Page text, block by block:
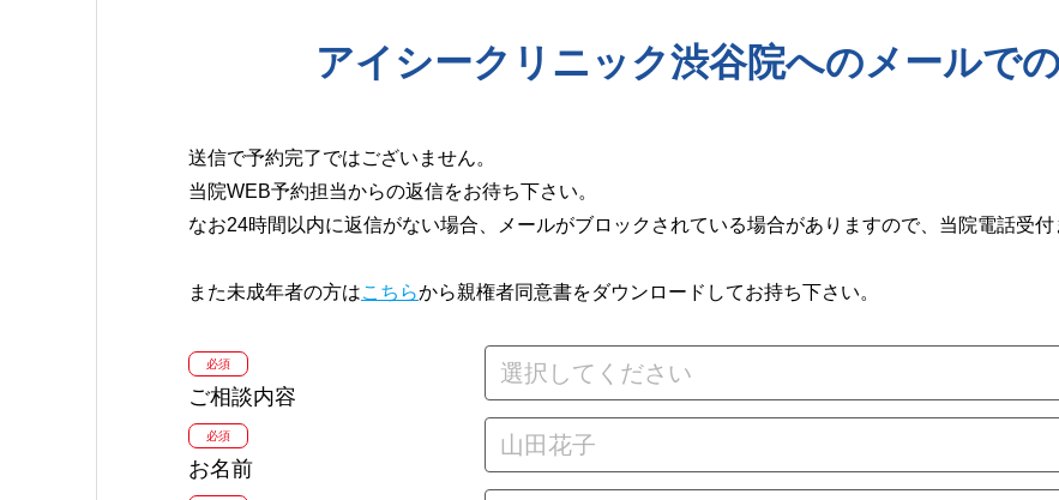
アイシークリニック渋谷院へのメールで
送信で予約完了ではございません。
当院WEB予約担当からの返信をお待ち下さい。
なお24時間以内に返信がない場合、メールがブロックされている場合がありますので、当院電話受付
また未成年者の方はこちらから親権者同意書をダウンロードしてお持ち下さい。
必須
ご相談内容
必須
お名前